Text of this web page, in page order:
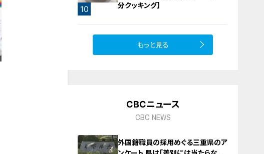
10
分クッキング】
もっと見る
CBCニュース
CBC NEWS
外国籍職員の採用めぐる三重県のア